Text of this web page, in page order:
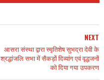
NEXT
आसरा संस्था द्वारा स्मृतिशेष सुभद्रा देवी के
श्रद्धांजलि सभा में सैकड़ों दिव्यांग एवं वृद्धजनों
को दिया गया उपकरण